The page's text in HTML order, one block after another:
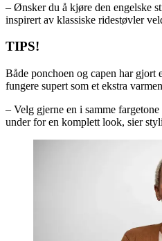
– Ønsker du å kjøre den engelske
inspirert av klassiske ridestøvler
TIPS!
Både ponchoen og capen har gjort
fungere supert som et ekstra
– Velg gjerne en i samme
under for en komplett look, sier